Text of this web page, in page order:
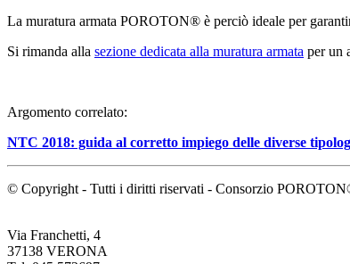
La muratura armata POROTON® è perciò ideale per
Si rimanda alla sezione dedicata alla muratura armata per un
Argomento correlato:
NTC 2018: guida al corretto impiego delle diverse
© Copyright - Tutti i diritti riservati - Consorzio
Via Franchetti, 4
37138 VERONA